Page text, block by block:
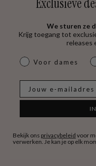
Exclusieve
We sturen ze
Krijg toegang tot
releases
dames & heren
Voor dames
Bekijk ons privacybeleid voor
verwerken. Je kan je op elk